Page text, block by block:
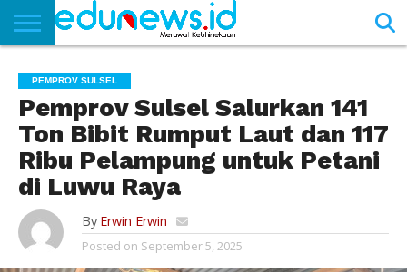
NEWS
EDUNEWS
LITERASI
PUSTAKA
SOSOK
TEKNO
KHASANAH
SASTRA
PEMPROV SULSEL
Pemprov Sulsel Salurkan 141
Ton Bibit Rumput Laut dan 117
Ribu Pelampung untuk Petani
di Luwu Raya
By Erwin Erwin
Posted on September 5, 2025